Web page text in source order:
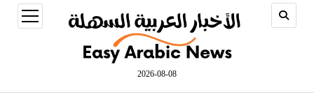
2026-08-08
open
menu